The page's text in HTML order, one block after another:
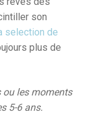
son
selection de
plus de
ou les moments
5-6 ans.